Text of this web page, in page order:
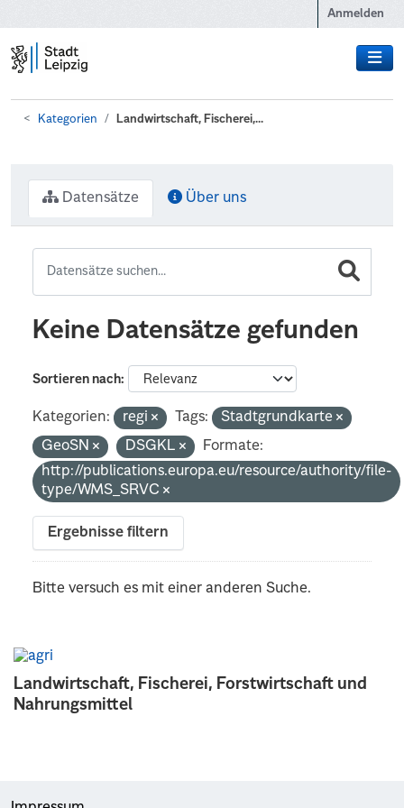
Anmelden
Kategorien Landwirtschaft, Fischerei,...
Landwirtschaft, Fischerei, Forstwirtschaft und
Nahrungsmittel
Datensätze Über uns
Keine Datensätze gefunden
Sortieren nach
Kategorien: regi Tags:
Stadtgrundkarte
GeoSN
DSGKL
Formate:
http://publications.europa.eu/resource/authority/file-
type/WMS_SRVC
Ergebnisse filtern
Bitte versuch es mit einer anderen Suche.